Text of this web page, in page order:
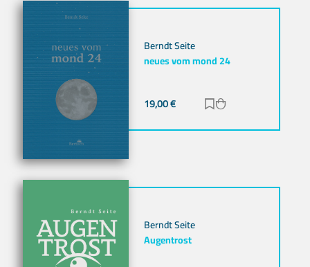
Berndt Seite
neues vom mond 24
19,00€ Zur Merkliste
Berndt Seite
Augentrost